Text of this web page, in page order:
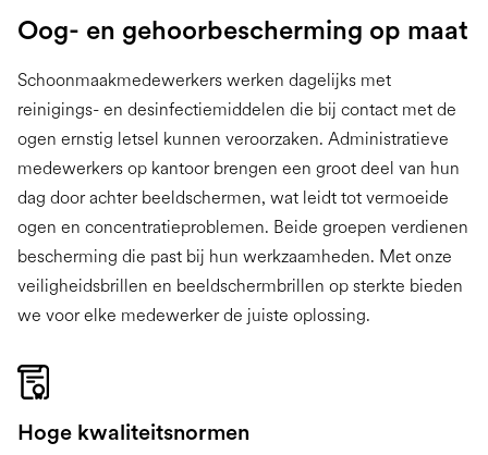
Oog- en gehoorbescherming op maat
Schoonmaakmedewerkers werken dagelijks met
reinigings- en desinfectiemiddelen die bij contact met de
ogen ernstig letsel kunnen veroorzaken. Administratieve
medewerkers op kantoor brengen een groot deel van hun
dag door achter beeldschermen, wat leidt tot vermoeide
ogen en concentratieproblemen. Beide groepen verdienen
bescherming die past bij hun werkzaamheden. Met onze
veiligheidsbrillen en beeldschermbrillen op sterkte bieden
we voor elke medewerker de juiste oplossing.
Hoge kwaliteitsnormen